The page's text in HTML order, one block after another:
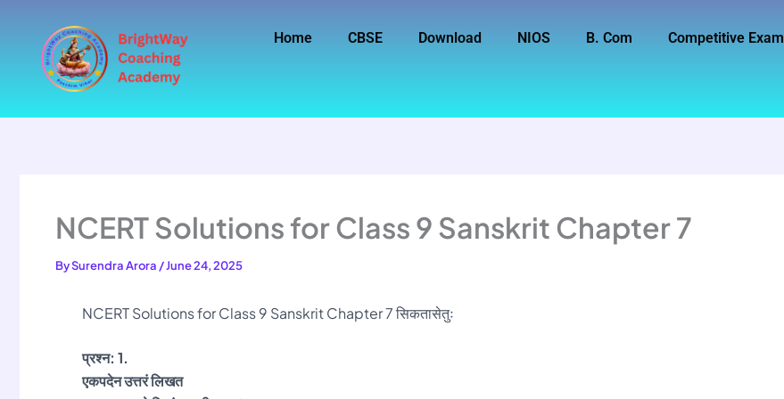
content
Home CBSE Download NIOS B. Com Competitive Exam
NCERT Solutions for Class 9 Sanskrit Chapter 7
BySurendra Arora /June 24, 2025
NCERT Solutions for Class 9 Sanskrit Chapter 7 सिकतासेतुः
प्रश्न: 1.
एकपदेन उत्तरं लिखत